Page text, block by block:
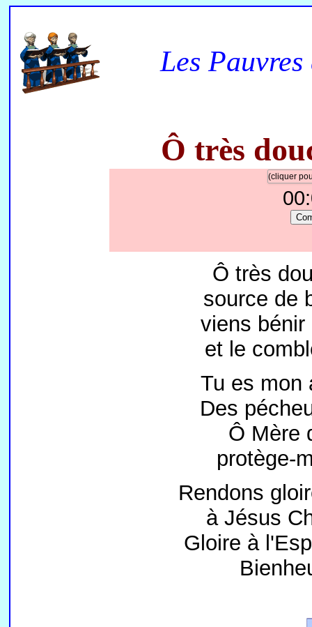
Les
Ô très
(cliquer
Ô très
source de
viens bénir
et le
Tu es mon
Des
Ô Mère
protège-
Rendons
à Jésus
Gloire à